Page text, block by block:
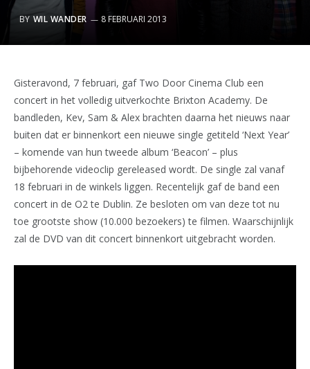
BY WIL WANDER 8 FEBRUARI 2013
Gisteravond, 7 februari, gaf Two Door Cinema Club een
concert in het volledig uitverkochte Brixton Academy. De
bandleden, Kev, Sam & Alex brachten daarna het nieuws naar
buiten dat er binnenkort een nieuwe single getiteld ‘Next Year’
– komende van hun tweede album ‘Beacon’ – plus
bijbehorende videoclip gereleased wordt. De single zal vanaf
18 februari in de winkels liggen. Recentelijk gaf de band een
concert in de O2 te Dublin. Ze besloten om van deze tot nu
toe grootste show (10.000 bezoekers) te filmen. Waarschijnlijk
zal de DVD van dit concert binnenkort uitgebracht worden.